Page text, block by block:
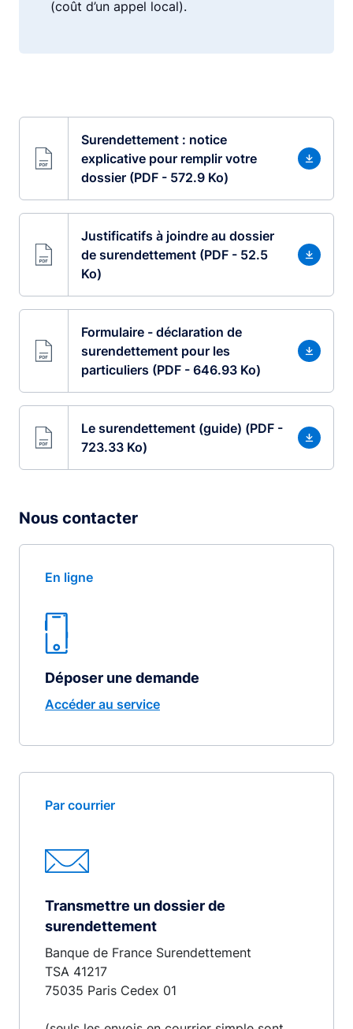
(coût d’un appel local).
Surendettement : notice
explicative pour remplir votre
dossier (PDF - 572.9 Ko)
Justificatifs à joindre au dossier
de surendettement (PDF - 52.5
Ko)
Formulaire - déclaration de
surendettement pour les
particuliers (PDF - 646.93 Ko)
Le surendettement (guide) (PDF -
723.33 Ko)
Nous contacter
En ligne
Déposer une demande
Accéder au service
Par courrier
Transmettre un dossier de
surendettement
Banque de France Surendettement
TSA 41217
75035 Paris Cedex 01